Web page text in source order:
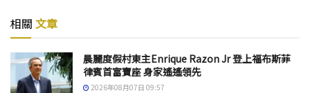
相關 文章
晨麗度假村東主Enrique Razon Jr 登上福布斯菲
律賓首富寶座 身家遙遙領先
2026年08月07日 09:57